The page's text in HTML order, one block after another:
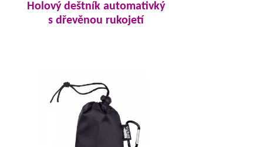
Holový deštník automativký
s dřevěnou rukojetí